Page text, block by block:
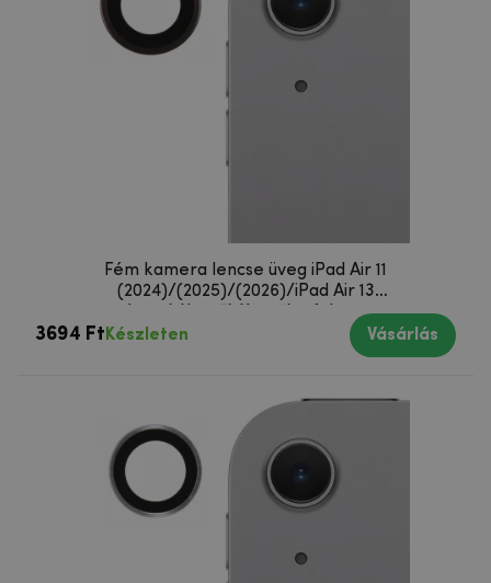
Fém kamera lencse üveg iPad Air 11
(2024)/(2025)/(2026)/iPad Air 13
(2024)/(2025)/(2026) - fekete
3694 Ft Készleten Vásárlás